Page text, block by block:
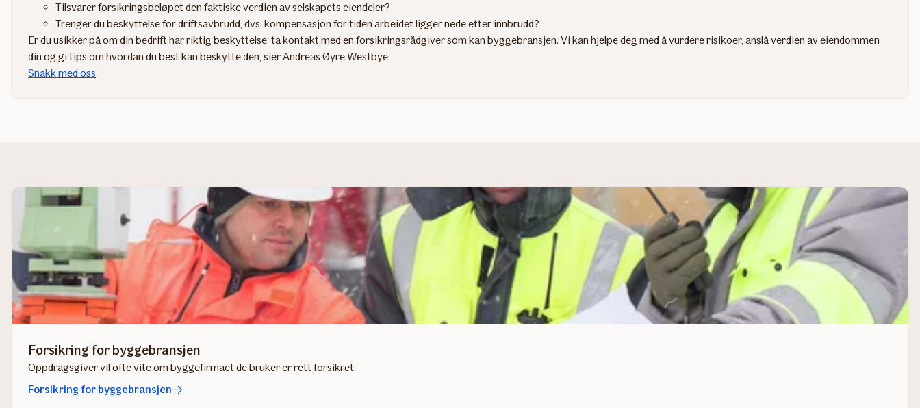
Tilsvarer forsikringsbeløpet den faktiske verdien av selskapets eiendeler?
Trenger du beskyttelse for driftsavbrudd, dvs. kompensasjon for tiden arbeidet ligger nede etter innbrudd?
Er du usikker på om din bedrift har riktig beskyttelse, ta kontakt med en forsikringsrådgiver som kan byggebransjen. Vi kan hjelpe deg med å vurdere risikoer, anslå verdien av eiendommen
din og gi tips om hvordan du best kan beskytte den, sier Andreas Øyre Westbye
Snakk med oss
Forsikring for byggebransjen
Oppdragsgiver vil ofte vite om byggefirmaet de bruker er rett forsikret.
Forsikring for byggebransjen